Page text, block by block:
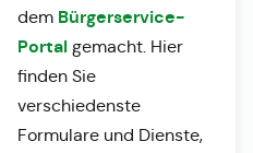
dem Bürgerservice-
Portalgemacht. Hier
finden Sie
verschiedenste
Formulare und Dienste,